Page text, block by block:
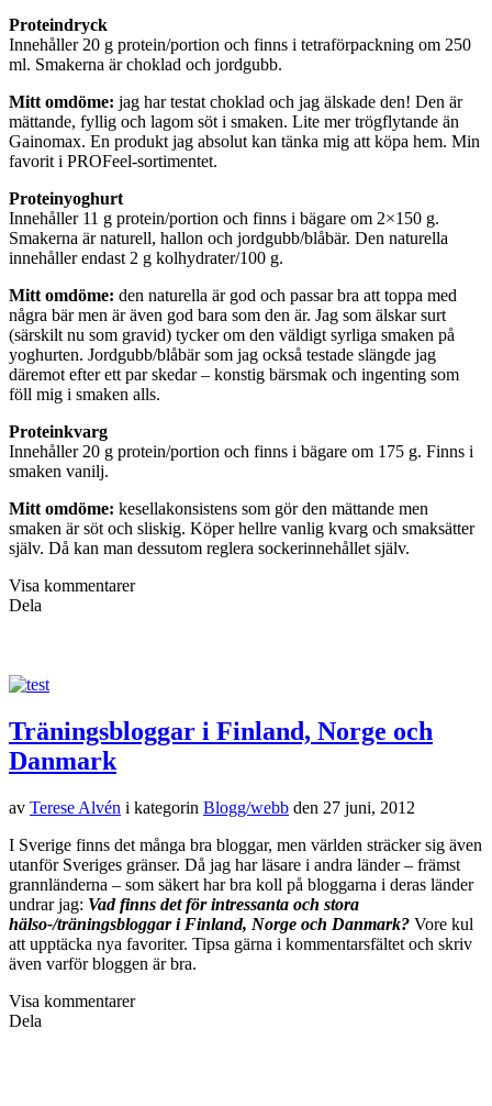
Proteindryck
Innehåller 20 g protein/portion och finns i tetraförpackning om 250
ml. Smakerna är choklad och jordgubb.
Mitt omdöme: jag har testat choklad och jag älskade den! Den är
mättande, fyllig och lagom söt i smaken. Lite mer trögflytande än
Gainomax. En produkt jag absolut kan tänka mig att köpa hem. Min
favorit i PROFeel-sortimentet.
Proteinyoghurt
Innehåller 11 g protein/portion och finns i bägare om 2×150 g.
Smakerna är naturell, hallon och jordgubb/blåbär. Den naturella
innehåller endast 2 g kolhydrater/100 g.
Mitt omdöme: den naturella är god och passar bra att toppa med
några bär men är även god bara som den är. Jag som älskar surt
(särskilt nu som gravid) tycker om den väldigt syrliga smaken på
yoghurten. Jordgubb/blåbär som jag också testade slängde jag
däremot efter ett par skedar – konstig bärsmak och ingenting som
föll mig i smaken alls.
Proteinkvarg
Innehåller 20 g protein/portion och finns i bägare om 175 g. Finns i
smaken vanilj.
Mitt omdöme: kesellakonsistens som gör den mättande men
smaken är söt och sliskig. Köper hellre vanlig kvarg och smaksätter
själv. Då kan man dessutom reglera sockerinnehållet själv.
Visa kommentarer
Dela
Träningsbloggar i Finland, Norge och
Danmark
av Terese Alvén i kategorin Blogg/webb den 27 juni, 2012
I Sverige finns det många bra bloggar, men världen sträcker sig även
utanför Sveriges gränser. Då jag har läsare i andra länder – främst
grannländerna – som säkert har bra koll på bloggarna i deras länder
undrar jag: Vad finns det för intressanta och stora
hälso-/träningsbloggar i Finland, Norge och Danmark? Vore kul
att upptäcka nya favoriter. Tipsa gärna i kommentarsfältet och skriv
även varför bloggen är bra.
Visa kommentarer
Dela